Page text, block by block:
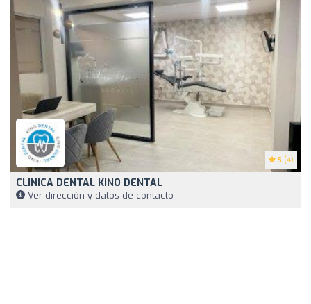
5 (4)
CLINICA DENTAL KINO DENTAL
Ver dirección y datos de contacto